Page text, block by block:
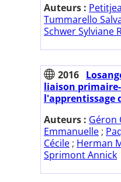
Auteurs :
Tummarello
Schwer Sylviane
2016
liaison
l'apprentissage
Auteurs : Géron
Emmanuelle ;
Cécile ; Herman
Sprimont Annick